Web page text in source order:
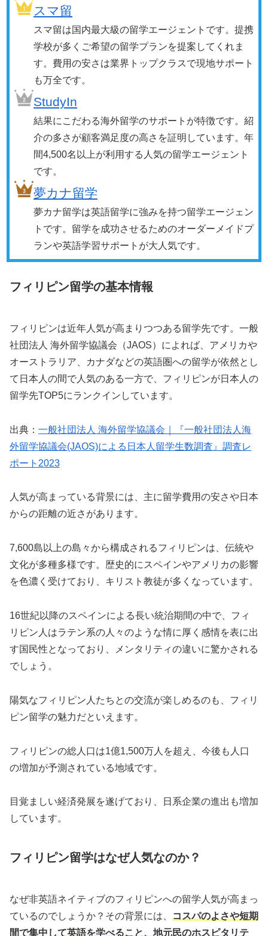
スマ留
スマ留は国内最大級の留学エージェントです。提携
学校が多くご希望の留学プランを提案してくれま
す。費用の安さは業界トップクラスで現地サポート
も万全です。
StudyIn
結果にこだわる海外留学のサポートが特徴です。紹
介の多さが顧客満足度の高さを証明しています。年
間4,500名以上が利用する人気の留学エージェント
です。
夢カナ留学
夢カナ留学は英語留学に強みを持つ留学エージェン
トです。留学を成功させるためのオーダーメイドプ
ランや英語学習サポートが大人気です。
フィリピン留学の基本情報
フィリピンは近年人気が高まりつつある留学先です。一般
社団法人 海外留学協議会（JAOS）によれば、アメリカや
オーストラリア、カナダなどの英語圏への留学が依然とし
て日本人の間で人気のある一方で、フィリピンが日本人の
留学先TOP5にランクインしています。
出典： 一般社団法人 海外留学協議会｜『一般社団法人海
外留学協議会(JAOS)による日本人留学生数調査』調査レ
ポート2023
人気が高まっている背景には、主に留学費用の安さや日本
からの距離の近さがあります。
7,600島以上の島々から構成されるフィリピンは、伝統や
文化が多種多様です。歴史的にスペインやアメリカの影響
を色濃く受けており、キリスト教徒が多くなっています。
16世紀以降のスペインによる長い統治期間の中で、フィ
リピン人はラテン系の人々のような情に厚く感情を表に出
す国民性となっており、メンタリティの違いに驚かされる
でしょう。
陽気なフィリピン人たちとの交流が楽しめるのも、フィリ
ピン留学の魅力だといえます。
フィリピンの総人口は1億1,500万人を超え、今後も人口
の増加が予測されている地域です。
目覚ましい経済発展を遂げており、日系企業の進出も増加
しています。
フィリピン留学はなぜ人気なのか？
なぜ非英語ネイティブのフィリピンへの留学人気が高まっ
ているのでしょうか？その背景には、
コスパのよさや短期
間で集中して英語を学べること、地元民のホスピタリテ